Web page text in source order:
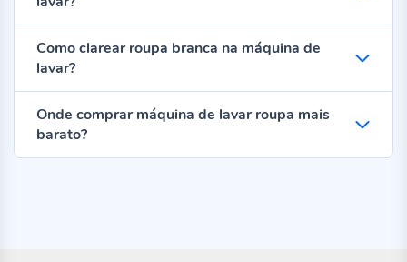
Como clarear roupa branca na máquina de
lavar?
Onde comprar máquina de lavar roupa mais
barato?